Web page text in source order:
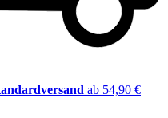
ab 54,90 €